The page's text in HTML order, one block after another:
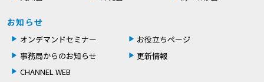
お知らせ
オンデマンドセミナー
お役立ちページ
事務局からのお知らせ
更新情報
CHANNEL WEB